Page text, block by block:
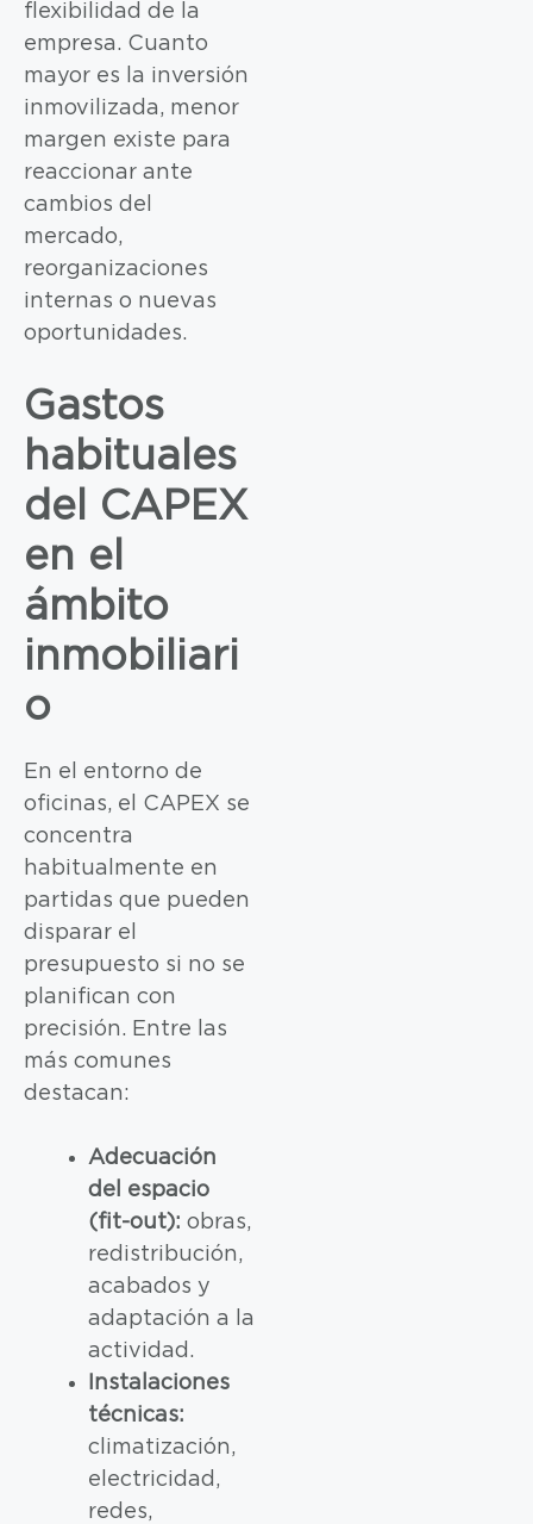
flexibilidad de la
empresa. Cuanto
mayor es la inversión
inmovilizada, menor
margen existe para
reaccionar ante
cambios del
mercado,
reorganizaciones
internas o nuevas
oportunidades.
Gastos
habituales
del CAPEX
en el
ámbito
inmobiliari
o
En el entorno de
oficinas, el CAPEX se
concentra
habitualmente en
partidas que pueden
disparar el
presupuesto si no se
planifican con
precisión. Entre las
más comunes
destacan:
Adecuación
del espacio
(fit-out): obras,
redistribución,
acabados y
adaptación a la
actividad.
Instalaciones
técnicas:
climatización,
electricidad,
redes,